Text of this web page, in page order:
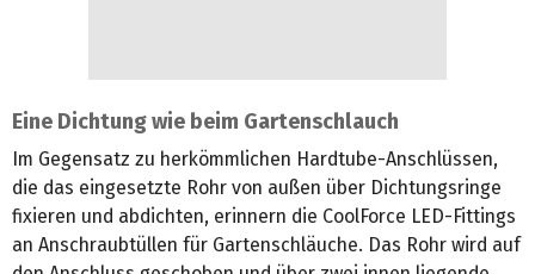
Eine Dichtung wie beim Gartenschlauch
Im Gegensatz zu herkömmlichen Hardtube-Anschlüssen,
die das eingesetzte Rohr von außen über Dichtungsringe
fixieren und abdichten, erinnern die CoolForce LED-Fittings
an Anschraubtüllen für Gartenschläuche. Das Rohr wird auf